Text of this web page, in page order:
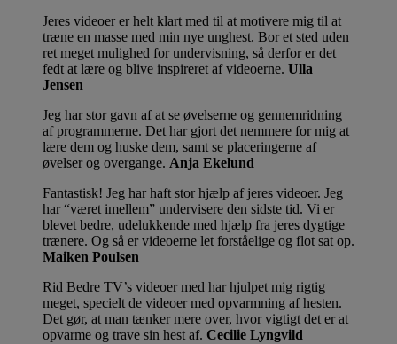
Jeres videoer er helt klart med til at motivere mig til at
træne en masse med min nye unghest. Bor et sted uden
ret meget mulighed for undervisning, så derfor er det
fedt at lære og blive inspireret af videoerne. Ulla
Jensen
Jeg har stor gavn af at se øvelserne og gennemridning
af programmerne. Det har gjort det nemmere for mig at
lære dem og huske dem, samt se placeringerne af
øvelser og overgange. Anja Ekelund
Fantastisk! Jeg har haft stor hjælp af jeres videoer. Jeg
har “været imellem” undervisere den sidste tid. Vi er
blevet bedre, udelukkende med hjælp fra jeres dygtige
trænere. Og så er videoerne let forståelige og flot sat op.
Maiken Poulsen
Rid Bedre TV’s videoer med har hjulpet mig rigtig
meget, specielt de videoer med opvarmning af hesten.
Det gør, at man tænker mere over, hvor vigtigt det er at
opvarme og trave sin hest af. Cecilie Lyngvild